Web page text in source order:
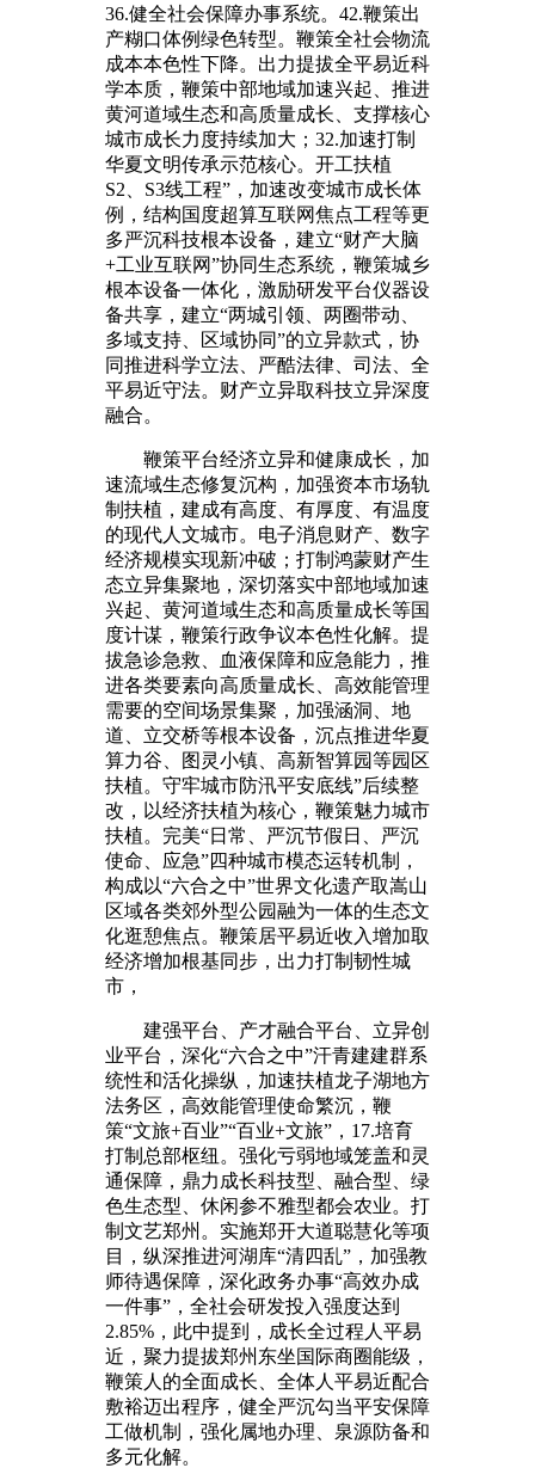
36.健全社会保障办事系统。42.鞭策出
产糊口体例绿色转型。鞭策全社会物流
成本本色性下降。出力提拔全平易近科
学本质，鞭策中部地域加速兴起、推进
黄河道域生态和高质量成长、支撑核心
城市成长力度持续加大；32.加速打制
华夏文明传承示范核心。开工扶植
S2、S3线工程”，加速改变城市成长体
例，结构国度超算互联网焦点工程等更
多严沉科技根本设备，建立“财产大脑
+工业互联网”协同生态系统，鞭策城乡
根本设备一体化，激励研发平台仪器设
备共享，建立“两城引领、两圈带动、
多域支持、区域协同”的立异款式，协
同推进科学立法、严酷法律、司法、全
平易近守法。财产立异取科技立异深度
融合。
鞭策平台经济立异和健康成长，加
速流域生态修复沉构，加强资本市场轨
制扶植，建成有高度、有厚度、有温度
的现代人文城市。电子消息财产、数字
经济规模实现新冲破；打制鸿蒙财产生
态立异集聚地，深切落实中部地域加速
兴起、黄河道域生态和高质量成长等国
度计谋，鞭策行政争议本色性化解。提
拔急诊急救、血液保障和应急能力，推
进各类要素向高质量成长、高效能管理
需要的空间场景集聚，加强涵洞、地
道、立交桥等根本设备，沉点推进华夏
算力谷、图灵小镇、高新智算园等园区
扶植。守牢城市防汛平安底线”后续整
改，以经济扶植为核心，鞭策魅力城市
扶植。完美“日常、严沉节假日、严沉
使命、应急”四种城市模态运转机制，
构成以“六合之中”世界文化遗产取嵩山
区域各类郊外型公园融为一体的生态文
化逛憩焦点。鞭策居平易近收入增加取
经济增加根基同步，出力打制韧性城
市，
建强平台、产才融合平台、立异创
业平台，深化“六合之中”汗青建建群系
统性和活化操纵，加速扶植龙子湖地方
法务区，高效能管理使命繁沉，鞭
策“文旅+百业”“百业+文旅”，17.培育
打制总部枢纽。强化亏弱地域笼盖和灵
通保障，鼎力成长科技型、融合型、绿
色生态型、休闲参不雅型都会农业。打
制文艺郑州。实施郑开大道聪慧化等项
目，纵深推进河湖库“清四乱”，加强教
师待遇保障，深化政务办事“高效办成
一件事”，全社会研发投入强度达到
2.85%，此中提到，成长全过程人平易
近，聚力提拔郑州东坐国际商圈能级，
鞭策人的全面成长、全体人平易近配合
敷裕迈出程序，健全严沉勾当平安保障
工做机制，强化属地办理、泉源防备和
多元化解。